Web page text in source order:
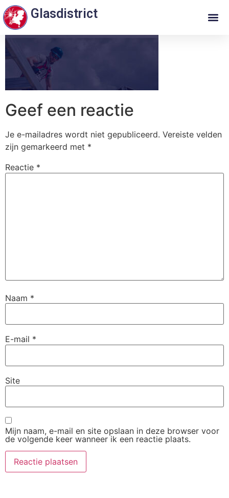
Glasdistrict
Geef een reactie
Je e-mailadres wordt niet gepubliceerd. Vereiste velden
zijn gemarkeerd met *
Reactie *
Naam *
E-mail *
Site
Mijn naam, e-mail en site opslaan in deze browser voor
de volgende keer wanneer ik een reactie plaats.